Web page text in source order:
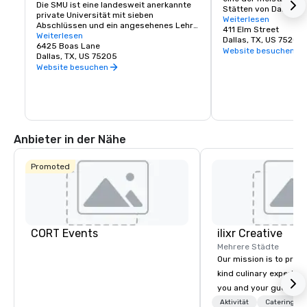
Die SMU ist eine landesweit anerkannte
private Universität mit sieben
Abschlüssen und ein angesehenes Lehr-
und Forschungszentrum in der Nähe des
Stadtzentrums von Dallas. Die 11.000
Studierenden der SMU profitieren von
kleinen Klassen,
ihre Partnerschaft mit der Region Dallas,
Kulturzentrum, gestärkt. Studierende,
Dozenten und Alumni der SMU verändern
die Welt durch ihre gewählten
Fachgebiete, ihr bürgerschaftliches
Engagement und ihren Dienst an der
Gesellschaft.
Weiterlesen
6425 Boas Lane
Dallas, TX, US 75205
Website besuchen
Stätten von Dallas!
Telefon: (214) 747-
Weiterlesen
411 Elm Street
Dallas, TX, US 75202
Website besuchen
Anbieter in der Nähe
Promoted
CORT Events ilixr Creative
Mehrere Städte
Our mission is to
kind culinary
you and your guests
memories and
Aktivität Catering